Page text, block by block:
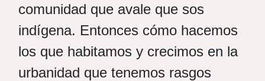
comunidad que avale que sos
indígena. Entonces cómo hacemos
los que habitamos y crecimos en la
urbanidad que tenemos rasgos